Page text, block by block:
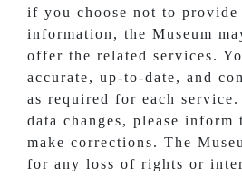
if you choose not to provide
information, the Museum
offer the related services.
accurate, up-to-date, and
as required for each
data changes, please inform
make corrections. The
for any loss of rights or